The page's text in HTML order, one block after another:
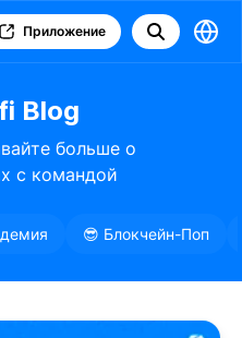
Приложение
Blog
больше о
с командой
😎 Блокчейн-Поп